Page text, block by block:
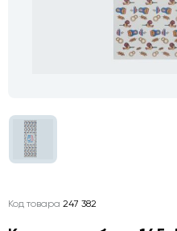
Код товара 247 382